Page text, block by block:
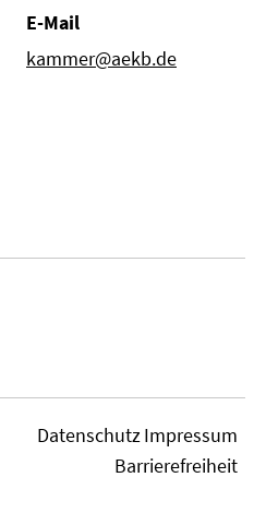
E-Mail
kammer@aekb.de
DatenschutzImpressum
Barrierefreiheit